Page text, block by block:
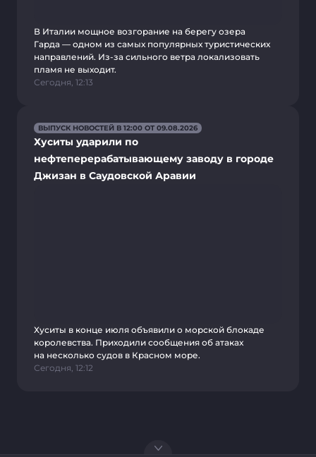
В Италии мощное возгорание на берегу озера
Гарда — одном из самых популярных туристических
направлений. Из-за сильного ветра локализовать
пламя не выходит.
Сегодня, 12:13
ВЫПУСК НОВОСТЕЙ В 12:00 ОТ 09.08.2026
Хуситы ударили по
нефтеперерабатывающему заводу в городе
Джизан в Саудовской Аравии
Хуситы в конце июля объявили о морской блокаде
королевства. Приходили сообщения об атаках
на несколько судов в Красном море.
Сегодня, 12:12